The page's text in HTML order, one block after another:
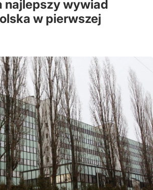
najlepszy wywiad
w pierwszej